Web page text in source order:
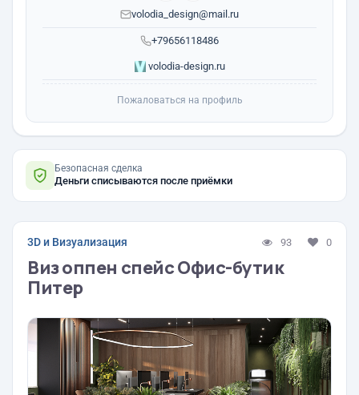
+79656118486
volodia_design@mail.ru
volodia-design.ru
Пожаловаться на профиль
Безопасная сделка
Деньги списываются после приёмки
3D и Визуализация 93 0
Виз оппен спейс Офис-бутик
Питер